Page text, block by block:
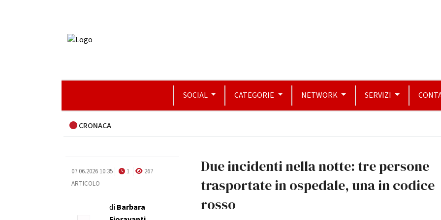
SOCIAL CATEGORIE NETWORK SERVIZI
CRONACA
07.06.2026 10:35 1
267
ARTICOLO
diBarbara
Due incidenti nella notte: tre persone
trasportate in ospedale, una in codice
rosso